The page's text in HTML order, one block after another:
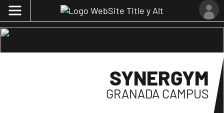
SYNERGYM
GRANADA CAMPUS